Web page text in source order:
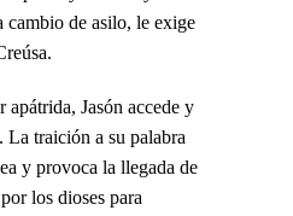
cambio de asilo, le exige
apátrida, Jasón accede y
La traición a su palabra
y provoca la llegada de
los dioses para